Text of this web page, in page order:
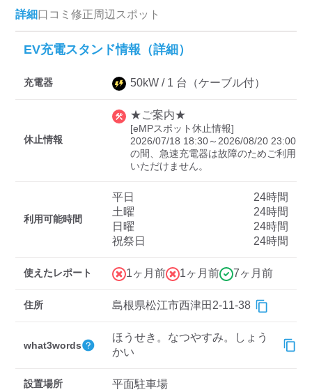
認証システム
三菱ディーラーを表示
日産ディーラーを表示
トヨタディーラーを表
充電器の出力
中速-20kW-以上 急速-44kW-以上
検索する
詳細口コミ 修正周辺スポット
EV充電スタンド情報（詳細）
充電器 50kW / 1 台 （ケーブル付）
休止情報
★ご案内★
[eMPスポット休止情報]
2026/07/18 18:30～2026/08/20 23:00
の間、急速充電器は故障のためご利用
いただけません。
利用可能時間
平日
24時間
土曜
24時間
日曜
24時間
祝祭日
24時間
使えたレポート 1ヶ月前 1ヶ月前 7ヶ月前
住所 島根県松江市西津田2-11-38
what3words
ほうせき。なつやすみ。しょう
かい
設置場所 平面駐車場